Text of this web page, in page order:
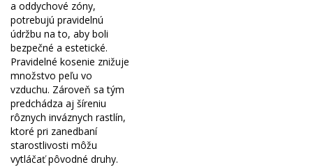
a oddychové zóny,
potrebujú pravidelnú
údržbu na to, aby boli
bezpečné a estetické.
Pravidelné kosenie znižuje
množstvo peľu vo
vzduchu. Zároveň sa tým
predchádza aj šíreniu
rôznych inváznych rastlín,
ktoré pri zanedbaní
starostlivosti môžu
vytláčať pôvodné druhy.